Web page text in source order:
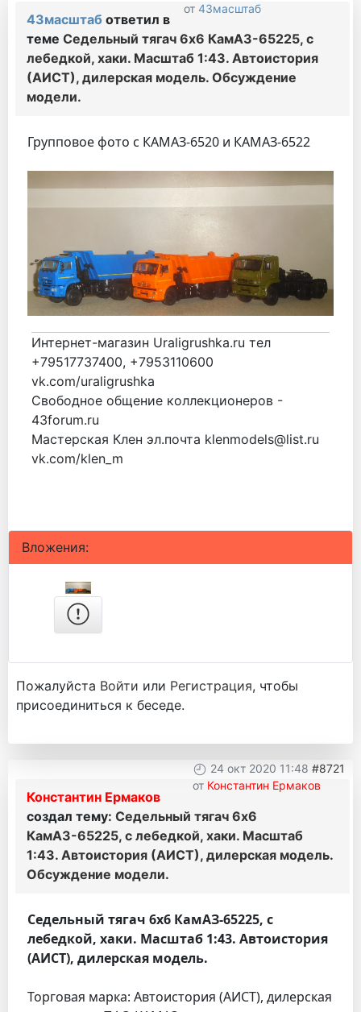
от 43масштаб
43масштаб ответил в
теме Седельный тягач 6х6 КамАЗ-65225, с
лебедкой, хаки. Масштаб 1:43. Автоистория
(АИСТ), дилерская модель. Обсуждение
модели.
Групповое фото с КАМАЗ-6520 и КАМАЗ-6522
Интернет-магазин Uraligrushka.ru тел
+79517737400, +7953110600
vk.com/uraligrushka
Свободное общение коллекционеров -
43forum.ru
Мастерская Клен эл.почта klenmodels@list.ru
vk.com/klen_m
Вложения:
Пожалуйста Войти или Регистрация, чтобы
присоединиться к беседе.
24 окт 2020 11:48 #8721
от Константин Ермаков
Константин Ермаков
создал тему: Седельный тягач 6х6
КамАЗ-65225, с лебедкой, хаки. Масштаб
1:43. Автоистория (АИСТ), дилерская модель.
Обсуждение модели.
Седельный тягач 6х6 КамАЗ-65225, с
лебедкой, хаки. Масштаб 1:43. Автоистория
(АИСТ), дилерская модель.
Торговая марка: Автоистория (АИСТ), дилерская